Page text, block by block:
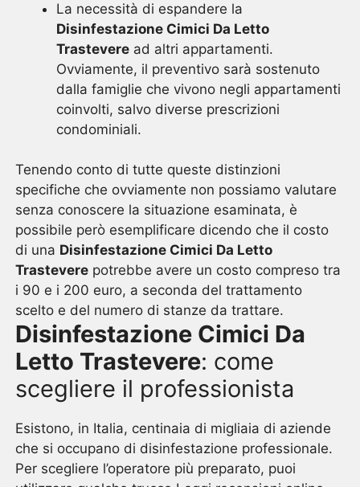
La necessità di espandere la
Disinfestazione Cimici Da Letto
Trastevere ad altri appartamenti.
Ovviamente, il preventivo sarà sostenuto
dalla famiglie che vivono negli appartamenti
coinvolti, salvo diverse prescrizioni
condominiali.
Tenendo conto di tutte queste distinzioni
specifiche che ovviamente non possiamo valutare
senza conoscere la situazione esaminata, è
possibile però esemplificare dicendo che il costo
di una Disinfestazione Cimici Da Letto
Trastevere potrebbe avere un costo compreso tra
i 90 e i 200 euro, a seconda del trattamento
scelto e del numero di stanze da trattare.
Disinfestazione Cimici Da
Letto Trastevere: come
scegliere il professionista
Esistono, in Italia, centinaia di migliaia di aziende
che si occupano di disinfestazione professionale.
Per scegliere l’operatore più preparato, puoi